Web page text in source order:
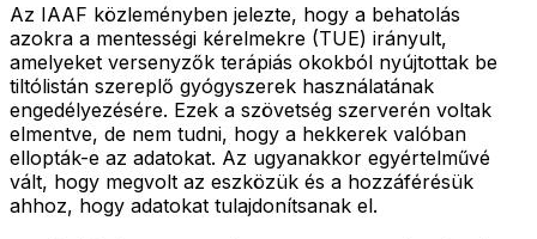
Az IAAF közleményben jelezte, hogy a behatolás
azokra a mentességi kérelmekre (TUE) irányult,
amelyeket versenyzők terápiás okokból nyújtottak be
tiltólistán szereplő gyógyszerek használatának
engedélyezésére. Ezek a szövetség szerverén voltak
elmentve, de nem tudni, hogy a hekkerek valóban
ellopták-e az adatokat. Az ugyanakkor egyértelművé
vált, hogy megvolt az eszközük és a hozzáférésük
ahhoz, hogy adatokat tulajdonítsanak el.